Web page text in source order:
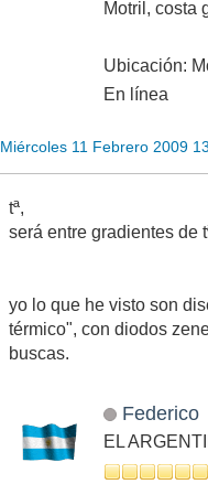
Motril, costa
Ubicación:
En línea
Miércoles 11 Febrero 2009
tª,
será entre gradientes de
yo lo que he visto son
térmico", con diodos
buscas.
Federico
EL